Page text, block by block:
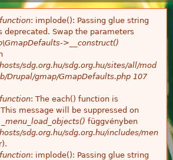
: implode(): Passing glue string
deprecated. Swap the parameters
>__construct()
sdg.org.hu/sdg.org.hu/sites/all/mod
Drupal/gmap/GmapDefaults.php 107
: The each() function is
message will be suppressed on
_menu_load_objects() függvényben
sdg.org.hu/sdg.org.hu/includes/men
: implode(): Passing glue string